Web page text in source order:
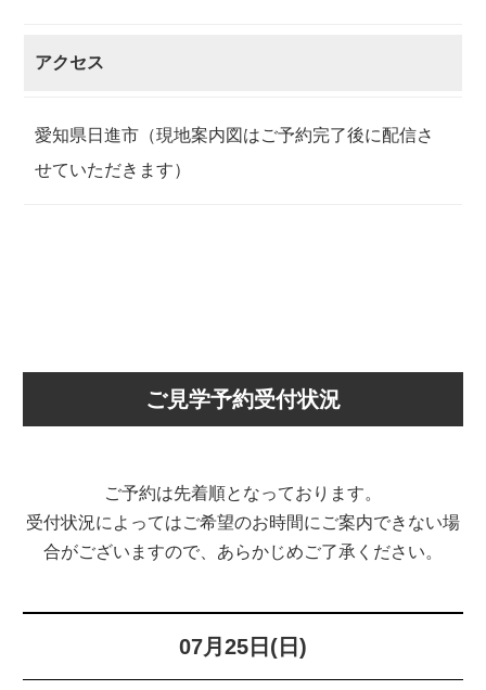
アクセス
愛知県日進市（現地案内図はご予約完了後に配信さ
せていただきます）
ご見学予約受付状況
ご予約は先着順となっております。
受付状況によってはご希望のお時間にご案内できない場
合がございますので、あらかじめご了承ください。
07月25日(日)